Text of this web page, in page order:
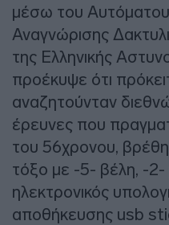
μέσω του
Αναγνώρισης
της Ελληνικής
προέκυψε ότι
αναζητούνταν
έρευνες που
του 56χρονου,
τόξο με -5- βέλη, -2-
ηλεκτρονικός
αποθήκευσης usb